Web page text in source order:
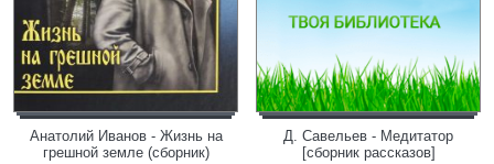
Анатолий Иванов - Жизнь на
грешной земле (сборник)
Д. Савельев - Медитатор
[сборник рассказов]